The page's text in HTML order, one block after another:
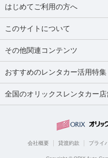
はじめてご利用の方へ
このサイトについて
その他関連コンテンツ
おすすめのレンタカー活用特集
全国のオリックスレンタカー
会社概要 貸渡約款 プライ